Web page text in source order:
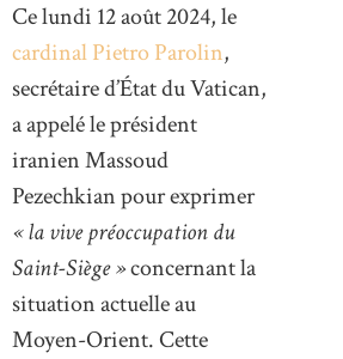
Ce lundi 12 août 2024, le
cardinal Pietro Parolin,
secrétaire d’État du Vatican,
a appelé le président
iranien Massoud
Pezechkian pour exprimer
« la vive préoccupation du
Saint-Siège »concernant la
situation actuelle au
Moyen-Orient. Cette